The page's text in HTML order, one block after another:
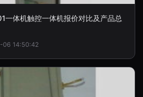
一体机触控一体机报价对比及产品总
06 14:50:42